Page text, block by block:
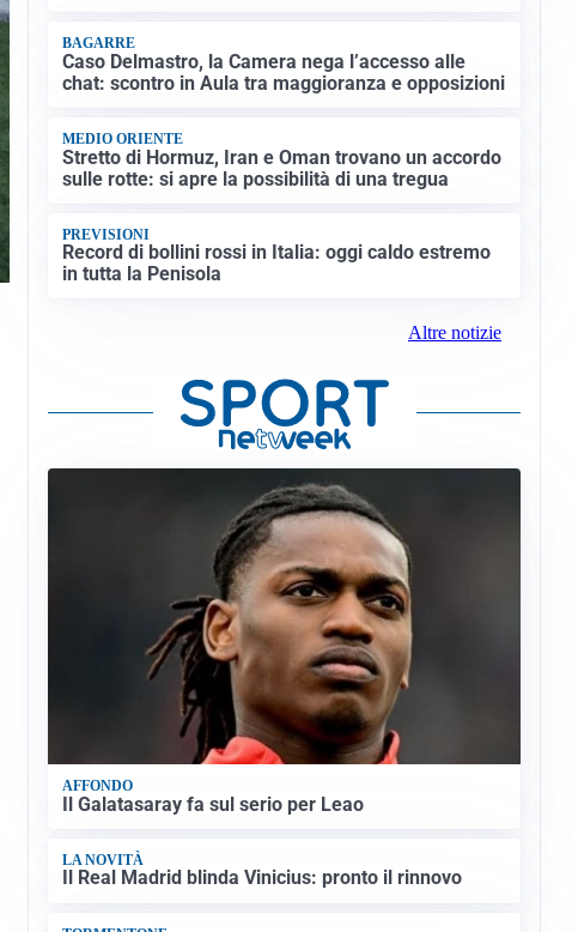
BAGARRE
Caso Delmastro, la Camera nega l’accesso alle
chat: scontro in Aula tra maggioranza e opposizioni
MEDIO ORIENTE
Stretto di Hormuz, Iran e Oman trovano un accordo
sulle rotte: si apre la possibilità di una tregua
PREVISIONI
Record di bollini rossi in Italia: oggi caldo estremo
in tutta la Penisola
Altre notizie
AFFONDO
Il Galatasaray fa sul serio per Leao
LA NOVITÀ
Il Real Madrid blinda Vinicius: pronto il rinnovo